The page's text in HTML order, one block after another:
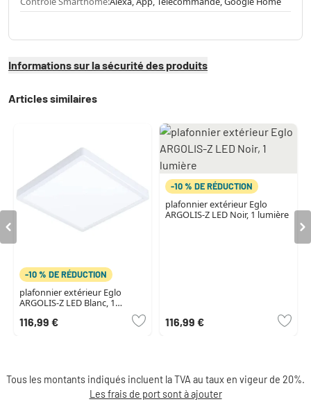
Informations sur la sécurité des produits
Articles similaires
-10 % DE RÉDUCTION
plafonnier extérieur Eglo
ARGOLIS-Z LED Blanc, 1
116,99 €
-10 % DE RÉDUCTION
plafonnier extérieur Eglo
ARGOLIS-Z LED Noir, 1 lumière
116,99 €
Tous les montants indiqués incluent la TVA au taux en vigeur de 20%.
Les frais de port sont à ajouter